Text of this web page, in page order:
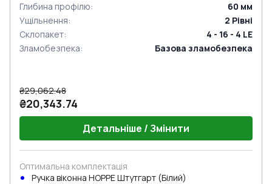
Глибина профілю: 60 мм
Ущільнення: 2 Рівні
Склопакет:
4 - 16 - 4 LE
Зламобезпека: Базова зламобезпека
₴29,062.48
₴20,343.74
Детальніше / Змінити
Оптимальна комплектація
Ручка віконна HOPPE Штутгарт (Білий)